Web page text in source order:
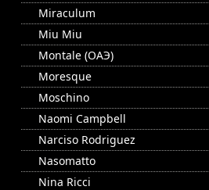
Miraculum
Miu Miu
Montale (ОАЭ)
Moresque
Moschino
Naomi Campbell
Narciso Rodriguez
Nasomatto
Nina Ricci